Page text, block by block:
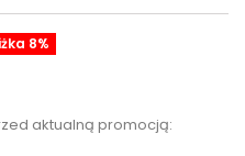
8%
aktualną promocją: